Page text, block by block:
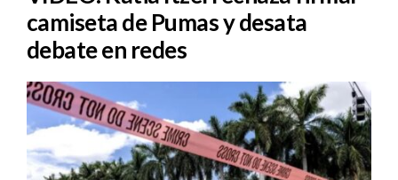
camiseta de Pumas y desata
debate en redes